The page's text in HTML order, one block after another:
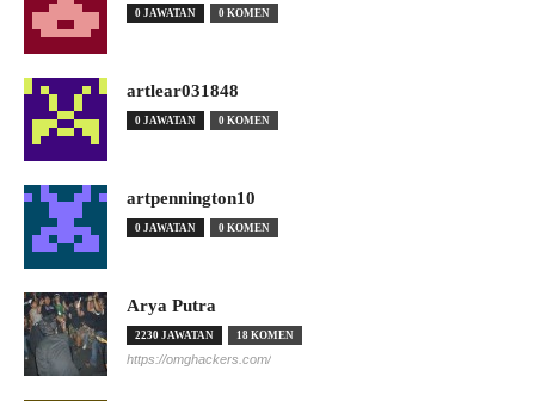
0 JAWATAN 0 KOMEN
artlear031848
0 JAWATAN 0 KOMEN
artpennington10
0 JAWATAN 0 KOMEN
Arya Putra
2230 JAWATAN 18 KOMEN
https://omghackers.com/